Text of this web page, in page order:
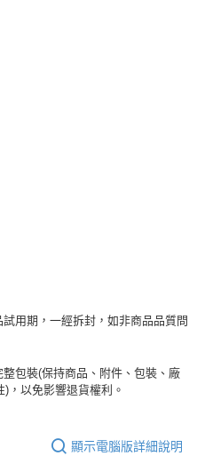
用期，一經拆封，如非商品品質問
包裝(保持商品、附件、包裝、廠
，以免影響退貨權利。
顯示電腦版詳細說明